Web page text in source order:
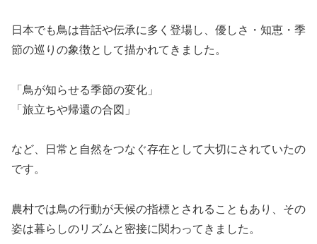
日本でも鳥は昔話や伝承に多く登場し、優しさ・知恵・季
節の巡りの象徴として描かれてきました。
「鳥が知らせる季節の変化」
「旅立ちや帰還の合図」
など、日常と自然をつなぐ存在として大切にされていたの
です。
農村では鳥の行動が天候の指標とされることもあり、その
姿は暮らしのリズムと密接に関わってきました。